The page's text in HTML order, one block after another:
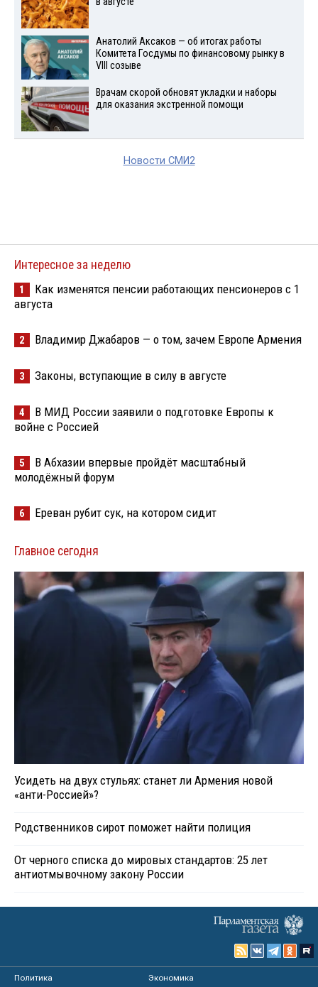
Анатолий Аксаков — об итогах работы
Комитета Госдумы по финансовому рынку в
VIII созыве
Врачам скорой обновят укладки и наборы
для оказания экстренной помощи
Новости СМИ2
Интересное за неделю
1
Как изменятся пенсии работающих пенсионеров с 1
августа
2 Владимир Джабаров — о том, зачем Европе Армения
3 Законы, вступающие в силу в августе
4
В МИД России заявили о подготовке Европы к
войне с Россией
5
В Абхазии впервые пройдёт масштабный
молодёжный форум
6 Ереван рубит сук, на котором сидит
Главное сегодня
Усидеть на двух стульях: станет ли Армения новой
«анти-Россией»?
Родственников сирот поможет найти полиция
От черного списка до мировых стандартов: 25 лет
антиотмывочному закону России
Политика
Экономика